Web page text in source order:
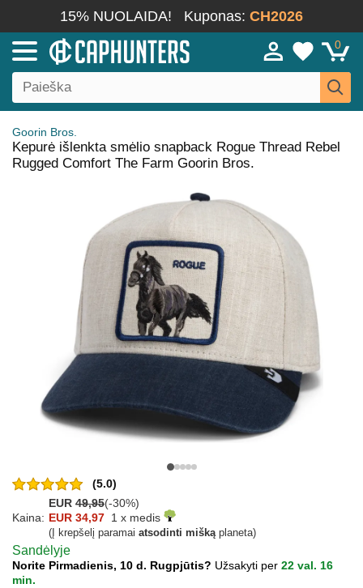
15% NUOLAIDA! Kuponas: CH2026
0
Goorin Bros.
Kepurė išlenkta smėlio snapback Rogue Thread Rebel
Rugged Comfort The Farm Goorin Bros.
(5.0)
EUR 49,95(-30%)
Kaina: EUR 34,97 1 x medis
(Į krepšelį paramai atsodinti miškąplaneta)
Sandėlyje
Norite Pirmadienis, 10 d. Rugpjūtis? Užsakyti per 22 val. 16
min.